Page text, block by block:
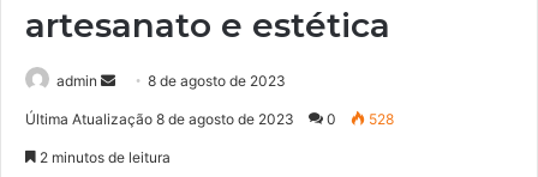
artesanato e estética
admin
d
8 de agosto de 2023
Última Atualização 8 de agosto de 2023 0 528
2 minutos de leitura